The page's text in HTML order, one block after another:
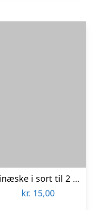
Vinæske i sort til 2 stk
kr. 15,00